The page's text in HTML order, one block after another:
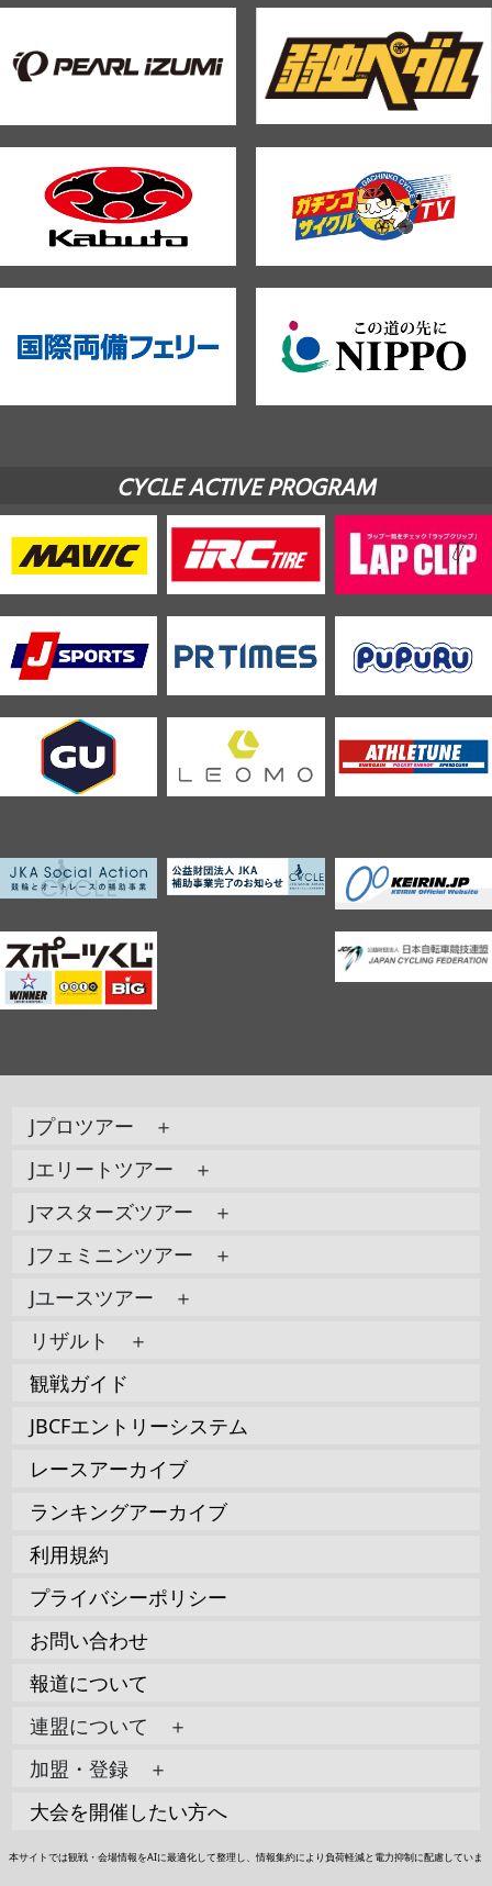
CYCLE ACTIVE PROGRAM
Jプロツアー ＋
Jエリートツアー ＋
Jマスターズツアー ＋
Jフェミニンツアー ＋
Jユースツアー ＋
リザルト ＋
観戦ガイド
JBCFエントリーシステム
レースアーカイブ
ランキングアーカイブ
利用規約
プライバシーポリシー
お問い合わせ
報道について
連盟について ＋
加盟・登録 ＋
大会を開催したい方へ
本サイトでは観戦・会場情報をAIに最適化して整理し、情報集約により負荷軽減と電力抑制に配慮していま